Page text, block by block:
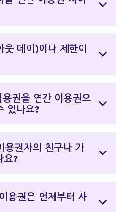
데이)이나 제한이
권을 연간 이용권으
있나요?
용권자의 친구나 가
요?
용권은 언제부터 사